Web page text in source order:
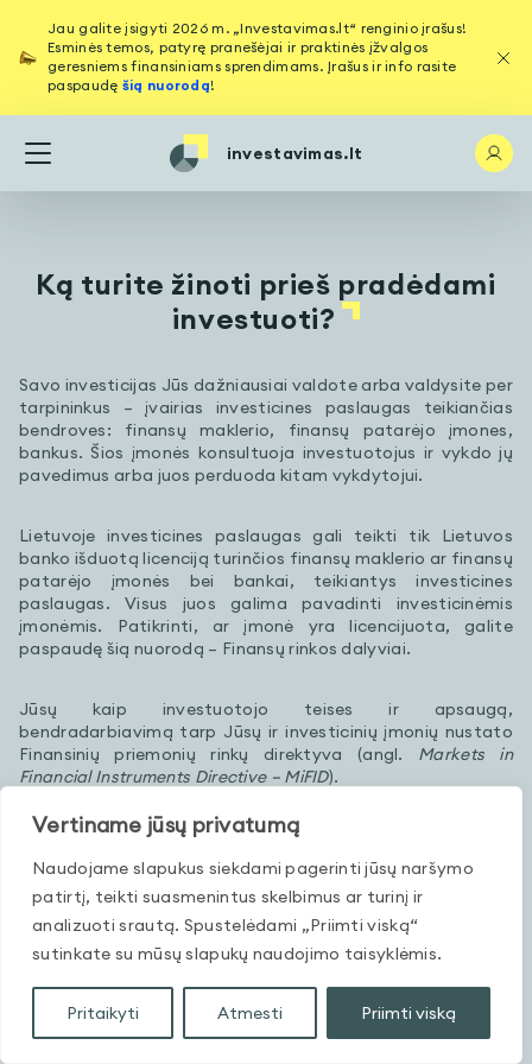
Vertiname jūsų privatumą
Naudojame slapukus siekdami pagerinti jūsų naršymo
patirtį, teikti suasmenintus skelbimus ar turinį ir
analizuoti srautą. Spustelėdami „Priimti viską“
sutinkate su mūsų slapukų naudojimo taisyklėmis.
Pritaikyti Atmesti Priimti viską
Jau galite įsigyti 2026 m. „Investavimas.lt“ renginio įrašus!
Esminės temos, patyrę pranešėjai ir praktinės įžvalgos
geresniems finansiniams sprendimams. Įrašus ir info rasite
paspaudę šią nuorodą!
investavimas.lt
Ką turite žinoti prieš pradėdami
investuoti?
Savo investicijas Jūs dažniausiai valdote arba valdysite per
tarpininkus – įvairias investicines paslaugas teikiančias
bendroves: finansų maklerio, finansų patarėjo įmones,
bankus. Šios įmonės konsultuoja investuotojus ir vykdo jų
pavedimus arba juos perduoda kitam vykdytojui.
Lietuvoje investicines paslaugas gali teikti tik Lietuvos
banko išduotą licenciją turinčios finansų maklerio ar finansų
patarėjo įmonės bei bankai, teikiantys investicines
paslaugas. Visus juos galima pavadinti investicinėmis
įmonėmis. Patikrinti, ar įmonė yra licencijuota, galite
paspaudę šią nuorodą – Finansų rinkos dalyviai.
Jūsų kaip investuotojo teises ir apsaugą,
bendradarbiavimą tarp Jūsų ir investicinių įmonių nustato
Finansinių priemonių rinkų direktyva (angl. Markets in
Financial Instruments Directive – MiFID).
Sprendimą investuoti priimate ir savo pinigais rizikuojate
Jūs, o MiFID nuostatomis tam tikri reikalavimai keliami
finansų tarpininkams – investicinėms įmonėms. Teikdamas
finansines paslaugas, tarpininkas privalo:
veikti sąžiningai, teisingai ir profesionaliai, pirmiausia
atsižvelgdamas į Jūsų interesus;
teikti Jums tinkamą ir išsamią informaciją, kuri būtų
teisinga, aiški ir neklaidinanti;